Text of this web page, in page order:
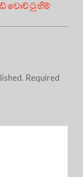
වොච් ටු හිම්
Required